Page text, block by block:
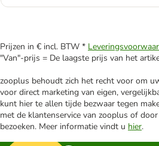
Prijzen in € incl. BTW *
"Van"-prijs = De laagste prijs van het
zooplus behoudt zich het recht voor om
voor direct marketing van eigen,
kunt hier te allen tijde bezwaar tegen
met de klantenservice van zooplus of
bezoeken. Meer informatie vindt u hier.